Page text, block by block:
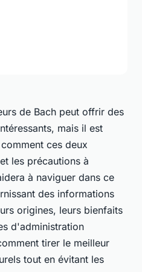
de Bach peut offrir des
mais il est
ces deux
les précautions à
à naviguer dans ce
des informations
origines, leurs bienfaits
d'administration
tirer le meilleur
tout en évitant les